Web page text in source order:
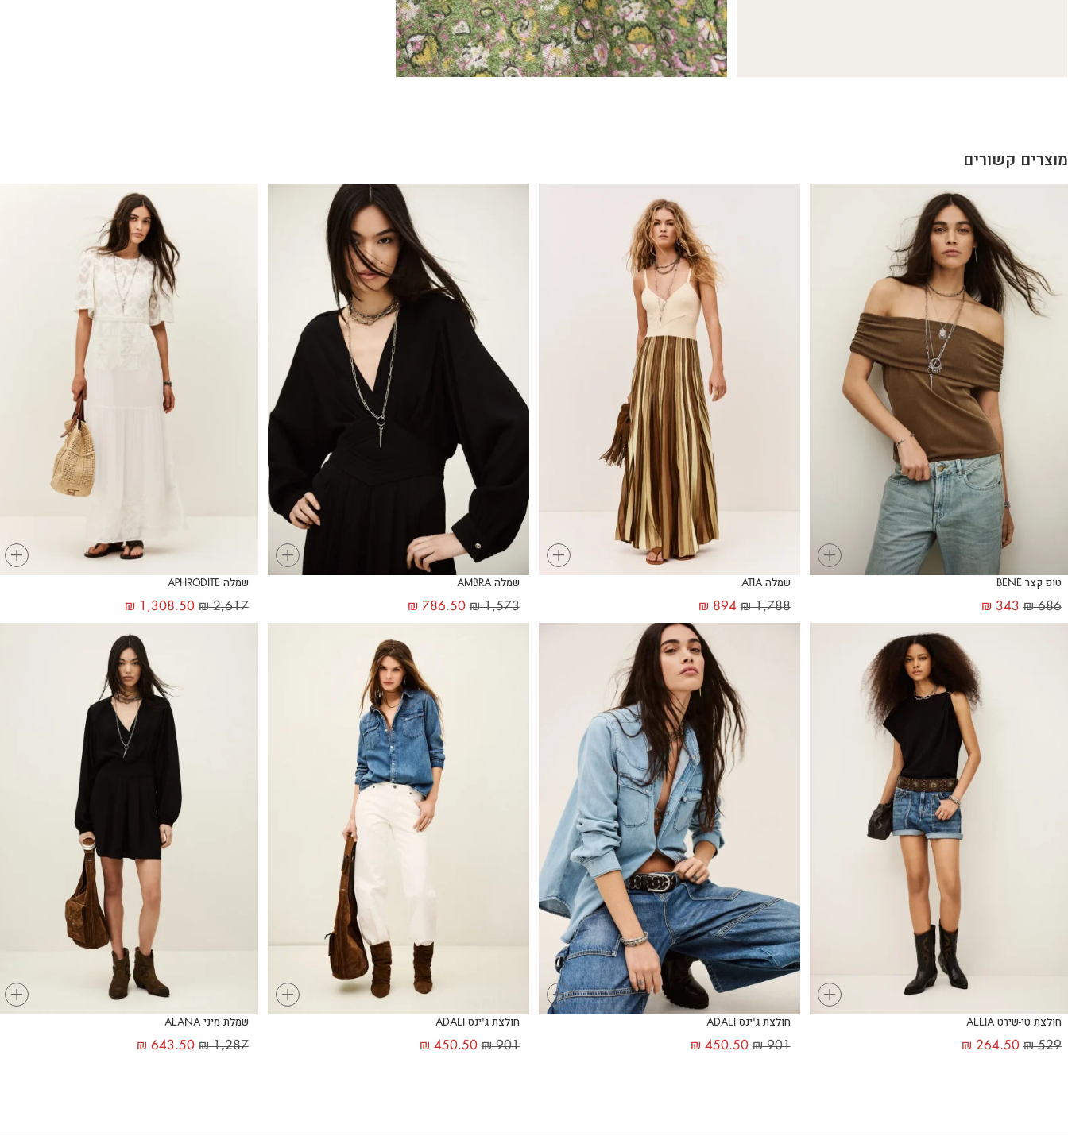
מוצרים קשורים
+
טופ קצר BENE
₪686
₪ 343
+
שמלה ATIA
₪1,788
₪ 894
+
שמלה AMBRA
₪1,573
₪ 786.50
+
שמלה APHRODITE
₪2,617
₪ 1,308.50
+
חולצת טי-שירט ALLIA
₪529
₪ 264.50
+
חולצת ג'ינס ADALI
₪901
₪ 450.50
+
חולצת ג'ינס ADALI
₪901
₪ 450.50
+
שמלת מיני ALANA
₪1,287
₪ 643.50